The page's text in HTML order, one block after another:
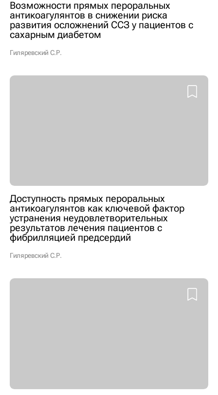
Возможности прямых пероральных
антикоагулянтов в снижении риска
развития осложнений ССЗ у пациентов с
сахарным диабетом
Гиляревский С.Р.
Доступность прямых пероральных
антикоагулянтов как ключевой фактор
устранения неудовлетворительных
результатов лечения пациентов с
фибрилляцией предсердий
Гиляревский С.Р.